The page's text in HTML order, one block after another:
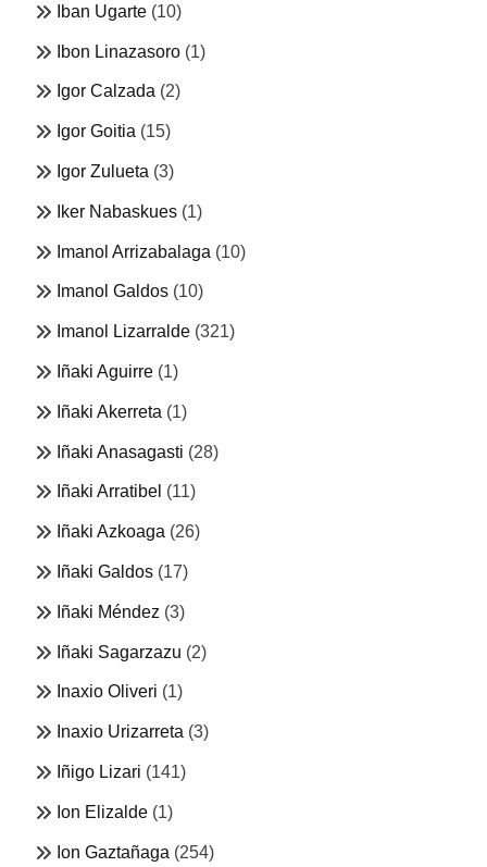
Iban Ugarte (10)
Ibon Linazasoro (1)
Igor Calzada (2)
Igor Goitia (15)
Igor Zulueta (3)
Iker Nabaskues (1)
Imanol Arrizabalaga (10)
Imanol Galdos (10)
Imanol Lizarralde (321)
Iñaki Aguirre (1)
Iñaki Akerreta (1)
Iñaki Anasagasti (28)
Iñaki Arratibel (11)
Iñaki Azkoaga (26)
Iñaki Galdos (17)
Iñaki Méndez (3)
Iñaki Sagarzazu (2)
Inaxio Oliveri (1)
Inaxio Urizarreta (3)
Iñigo Lizari (141)
Ion Elizalde (1)
Ion Gaztañaga (254)